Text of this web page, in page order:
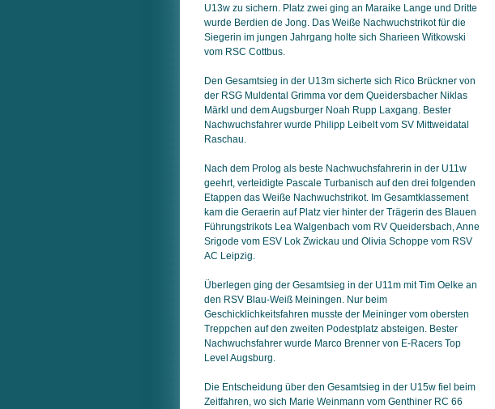
U13w zu sichern. Platz zwei ging an Maraike Lange und Dritte
wurde Berdien de Jong. Das Weiße Nachwuchstrikot für die
Siegerin im jungen Jahrgang holte sich Sharieen Witkowski
vom RSC Cottbus.
Den Gesamtsieg in der U13m sicherte sich Rico Brückner von
der RSG Muldental Grimma vor dem Queidersbacher Niklas
Märkl und dem Augsburger Noah Rupp Laxgang. Bester
Nachwuchsfahrer wurde Philipp Leibelt vom SV Mittweidatal
Raschau.
Nach dem Prolog als beste Nachwuchsfahrerin in der U11w
geehrt, verteidigte Pascale Turbanisch auf den drei folgenden
Etappen das Weiße Nachwuchstrikot. Im Gesamtklassement
kam die Geraerin auf Platz vier hinter der Trägerin des Blauen
Führungstrikots Lea Walgenbach vom RV Queidersbach, Anne
Srigode vom ESV Lok Zwickau und Olivia Schoppe vom RSV
AC Leipzig.
Überlegen ging der Gesamtsieg in der U11m mit Tim Oelke an
den RSV Blau-Weiß Meiningen. Nur beim
Geschicklichkeitsfahren musste der Meininger vom obersten
Treppchen auf den zweiten Podestplatz absteigen. Bester
Nachwuchsfahrer wurde Marco Brenner von E-Racers Top
Level Augsburg.
Die Entscheidung über den Gesamtsieg in der U15w fiel beim
Zeitfahren, wo sich Marie Weinmann vom Genthiner RC 66